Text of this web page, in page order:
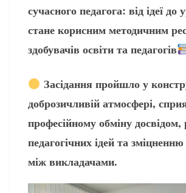
сучасного педагога: від ідеї
стане корисним методичним
здобувачів освіти та педагогів
Засідання пройшло у
доброзичливій атмосфері,
професійному обміну досвідом,
педагогічних ідей та зміцненню
між викладачами.